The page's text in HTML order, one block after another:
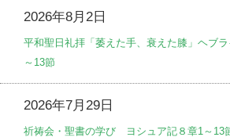
2026年8月2日
平和聖日礼拝「萎えた手、衰えた膝」ヘブ
～13節
2026年7月29日
祈祷会・聖書の学び ヨシュア記８章1～13